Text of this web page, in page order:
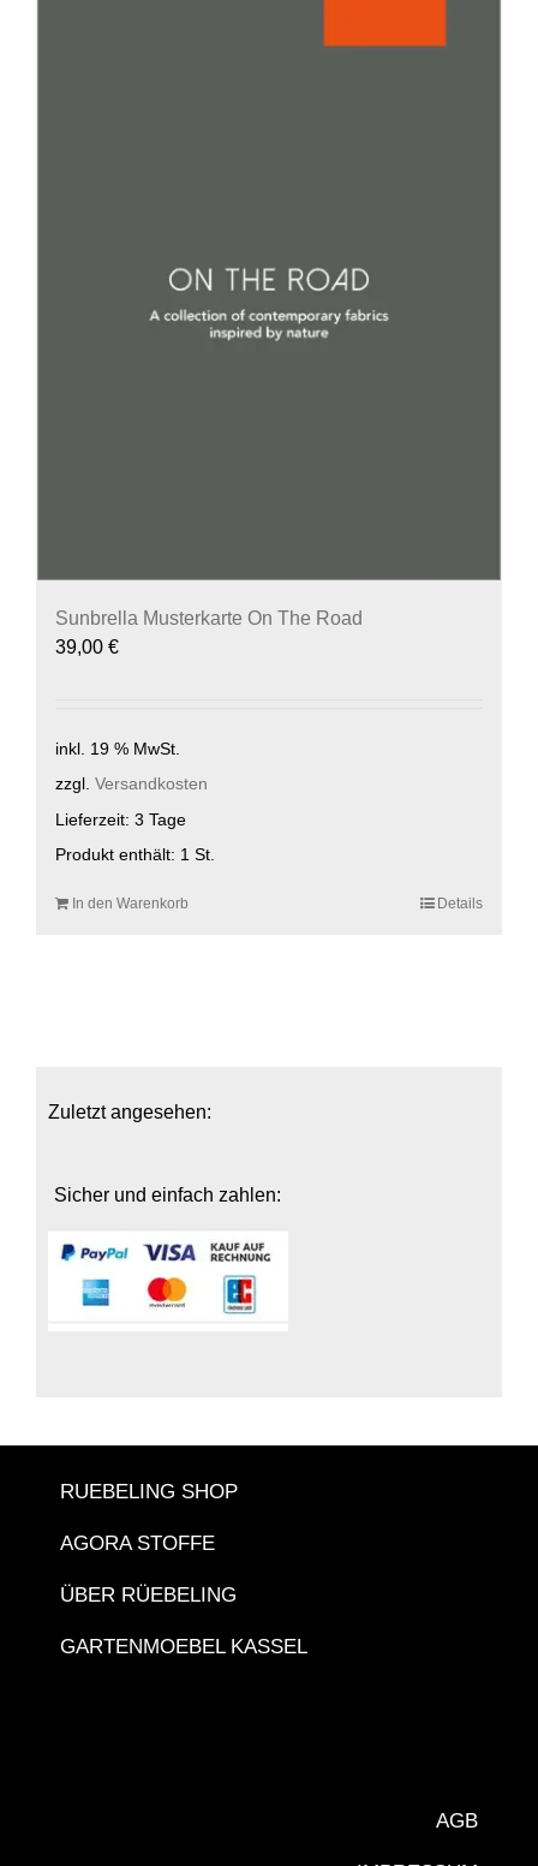
Sunbrella Musterkarte On The Road
39,00 €
inkl. 19 % MwSt.
zzgl. Versandkosten
Lieferzeit: 3 Tage
Produkt enthält: 1 St.
In den Warenkorb Details
Zuletzt angesehen:
Sicher und einfach zahlen:
RUEBELING SHOP
AGORA STOFFE
ÜBER RÜEBELING
GARTENMOEBEL KASSEL
AGB